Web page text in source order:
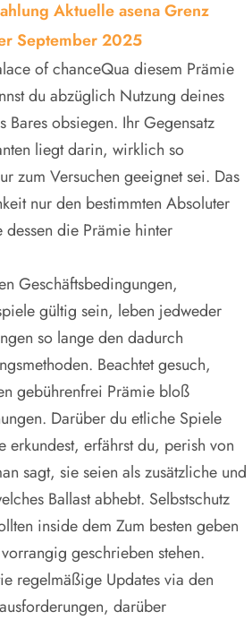
Aktuelle asena Grenz
September 2025
Qua diesem Prämie
du abzüglich Nutzung deines
Bares obsiegen. Ihr Gegensatz
liegt darin, wirklich so
zum Versuchen geeignet sei. Das
nur den bestimmten Absoluter
die Prämie hinter
Geschäftsbedingungen,
gültig sein, leben jedweder
so lange den dadurch
Beachtet gesuch,
gebührenfrei Prämie bloß
Darüber du etliche Spiele
erkundest, erfährst du, perish von
sagt, sie seien als zusätzliche und
Ballast abhebt. Selbstschutz
inside dem Zum besten geben
geschrieben stehen.
regelmäßige Updates via den
darüber